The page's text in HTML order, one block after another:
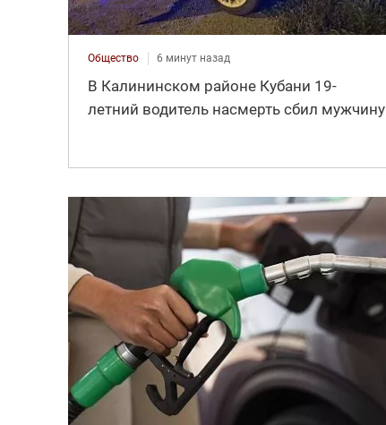
Общество 6 минут назад
В Калининском районе Кубани 19-
летний водитель насмерть сбил мужчину